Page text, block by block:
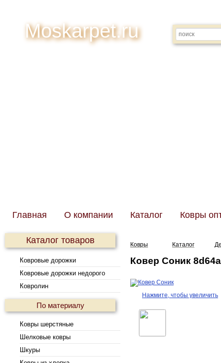
Moskarpet.ru
Главная О компании Каталог Ковры
Каталог товаров
Ковровые дорожки
Ковровые дорожки недорого
Ковролин
По материалу
Ковры шерстяные
Шелковые ковры
Шкуры
Ковры Каталог
Ковер Соник 8d64a
Нажмите, чтобы увеличить